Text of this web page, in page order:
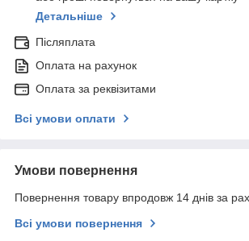
Детальніше
Післяплата
Оплата на рахунок
Оплата за реквізитами
Всі умови оплати
Умови повернення
Повернення товару впродовж 14 днів за
Всі умови повернення